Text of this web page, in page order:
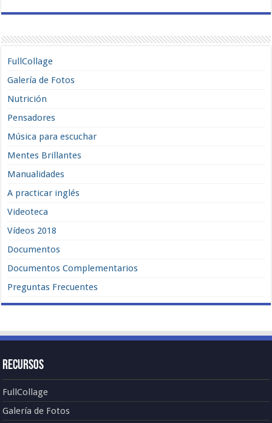
FullCollage
Galería de Fotos
Nutrición
Pensadores
Música para escuchar
Mentes Brillantes
Manualidades
A practicar inglés
Videoteca
Vídeos 2018
Documentos
Documentos Complementarios
Preguntas Frecuentes
Recursos
FullCollage
Galería de Fotos